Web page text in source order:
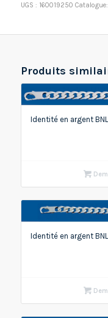
UGS : 160019250 Catalogue:
Produits
Identité en argent
Identité en argent